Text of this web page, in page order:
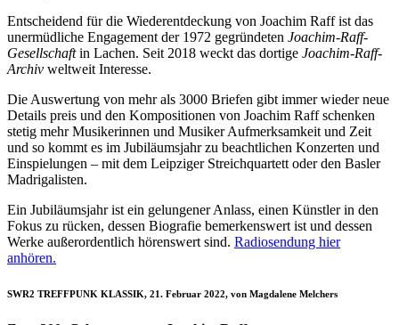
Entscheidend für die Wiederentdeckung von Joachim Raff ist das
unermüdliche Engagement der 1972 gegründeten Joachim-Raff-
Gesellschaftin Lachen. Seit 2018 weckt das dortige Joachim-Raff-
Archiv weltweit Interesse.
Die Auswertung von mehr als 3000 Briefen gibt immer wieder neue
Details preis und den Kompositionen von Joachim Raff schenken
stetig mehr Musikerinnen und Musiker Aufmerksamkeit und Zeit
und so kommt es im Jubiläumsjahr zu beachtlichen Konzerten und
Einspielungen – mit dem Leipziger Streichquartett oder den Basler
Madrigalisten.
Ein Jubiläumsjahr ist ein gelungener Anlass, einen Künstler in den
Fokus zu rücken, dessen Biografie bemerkenswert ist und dessen
Werke außerordentlich hörenswert sind. Radiosendung hier
anhören.
SWR2 TREFFPUNK KLASSIK, 21. Februar 2022, von Magdalene Melchers